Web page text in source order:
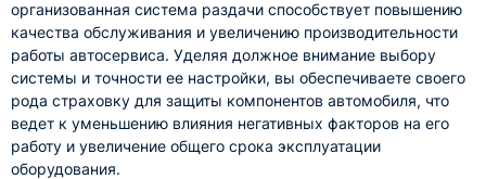
организованная система раздачи способствует повышению
качества обслуживания и увеличению производительности
работы автосервиса. Уделяя должное внимание выбору
системы и точности ее настройки, вы обеспечиваете своего
рода страховку для защиты компонентов автомобиля, что
ведет к уменьшению влияния негативных факторов на его
работу и увеличение общего срока эксплуатации
оборудования.